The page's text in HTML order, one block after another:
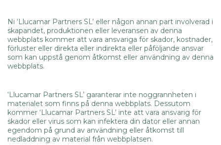
Ni ‘Llucamar Partners SL’ eller någon annan part involverad i
skapandet, produktionen eller leveransen av denna
webbplats kommer att vara ansvariga för skador, kostnader,
förluster eller direkta eller indirekta eller påföljande ansvar
som kan uppstå genom åtkomst eller användning av denna
webbplats.
‘Llucamar Partners SL’ garanterar inte noggrannheten i
materialet som finns på denna webbplats. Dessutom
kommer ‘Llucamar Partners SL’ inte att vara ansvarig för
skador eller virus som kan infektera din dator eller annan
egendom på grund av användning eller åtkomst till
nedladdning av material från webbplatsen.